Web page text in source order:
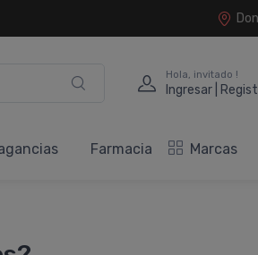
Hola, invitado !
Ingresar |
Farmacia Marcas